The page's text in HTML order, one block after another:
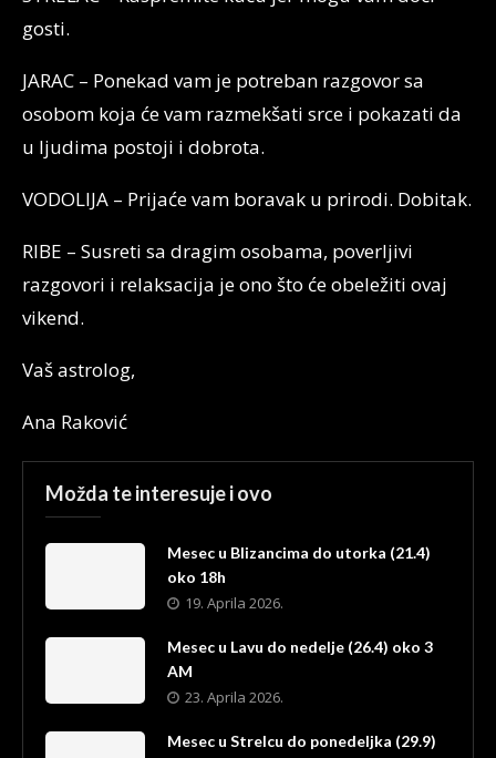
gosti.
JARAC – Ponekad vam je potreban razgovor sa
osobom koja će vam razmekšati srce i pokazati da
u ljudima postoji i dobrota.
VODOLIJA – Prijaće vam boravak u prirodi. Dobitak.
RIBE – Susreti sa dragim osobama, poverljivi
razgovori i relaksacija je ono što će obeležiti ovaj
vikend.
Vaš astrolog,
Ana Raković
Možda te interesuje i ovo
Mesec u Blizancima do utorka (21.4)
oko 18h
19. Aprila 2026.
Mesec u Lavu do nedelje (26.4) oko 3
AM
23. Aprila 2026.
Mesec u Strelcu do ponedeljka (29.9)